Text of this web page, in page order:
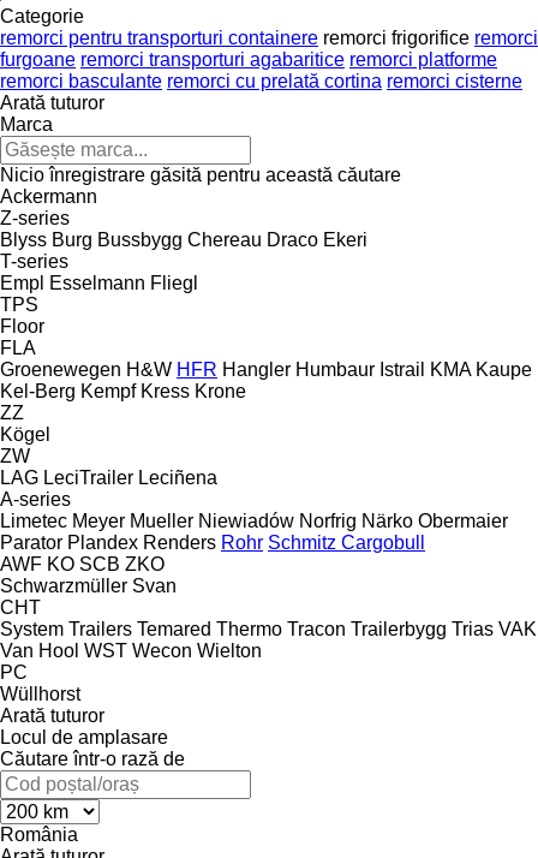
Categorie
remorci pentru transporturi containere remorci frigorifice remorci
furgoane remorci transporturi agabaritice remorci platforme
remorci basculante remorci cu prelată cortina remorci cisterne
Arată tuturor
Marca
Nicio înregistrare găsită pentru această căutare
Ackermann
Z-series
Blyss Burg Bussbygg Chereau Draco Ekeri
T-series
Empl Esselmann Fliegl
TPS
Floor
FLA
Groenewegen H&W HFR Hangler Humbaur Istrail KMA Kaupe
Kel-Berg Kempf Kress Krone
ZZ
Kögel
ZW
LAG LeciTrailer Leciñena
A-series
Limetec Meyer Mueller Niewiadów Norfrig Närko Obermaier
Parator Plandex Renders Rohr Schmitz Cargobull
AWF KO SCB ZKO
Schwarzmüller Svan
CHT
System Trailers Temared Thermo Tracon Trailerbygg Trias VAK
Van Hool WST Wecon Wielton
PC
Wüllhorst
Arată tuturor
Locul de amplasare
Căutare într-o rază de
România